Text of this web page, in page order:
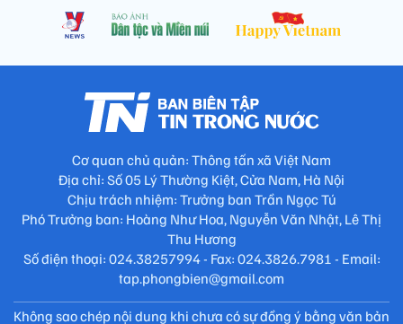
Cơ quan chủ quản: Thông tấn xã Việt Nam
Địa chỉ: Số 05 Lý Thường Kiệt, Cửa Nam, Hà Nội
Chịu trách nhiệm: Trưởng ban Trần Ngọc Tú
Phó Trưởng ban: Hoàng Như Hoa, Nguyễn Văn Nhật, Lê Thị
Thu Hương
Số điện thoại: 024.38257994 - Fax: 024.3826.7981 - Email:
tap.phongbien@gmail.com
Không sao chép nội dung khi chưa có sự đồng ý bằng văn bản